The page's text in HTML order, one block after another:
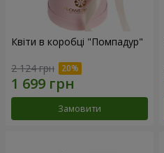
Квіти в коробці "Помпадур"
2 124 грн
Замовити